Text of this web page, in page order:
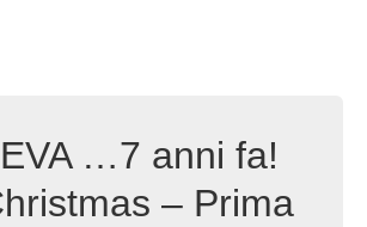
…7 anni fa!
– Prima